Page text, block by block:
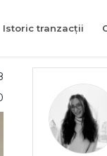
Istoric tranzacții